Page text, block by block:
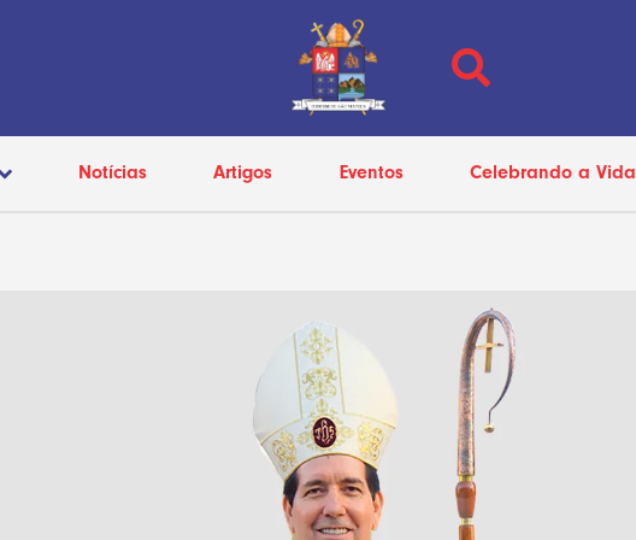
Notícias Artigos Eventos Celebrando a Vida